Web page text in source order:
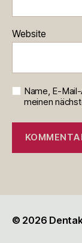
Website
Name, E-
meinen
© 2026